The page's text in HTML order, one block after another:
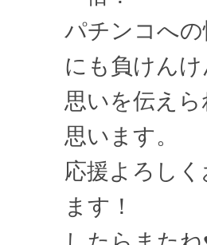
パチンコへ
にも負けん
思いを伝え
思います。
応援よろし
ます！